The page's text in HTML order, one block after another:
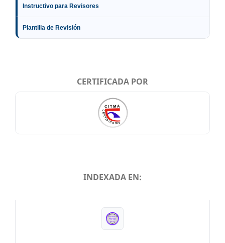
Instructivo para Revisores
Plantilla de Revisión
CERTIFICADA POR
INDEXADA EN: